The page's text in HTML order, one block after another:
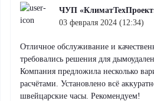
ЧУП
03 февраля 2024 (12:34)
Отличное обслуживание и
требовались решения для
Компания предложила несколько
расчётами. Установлено всё
швейцарские часы. Рекомендуем!